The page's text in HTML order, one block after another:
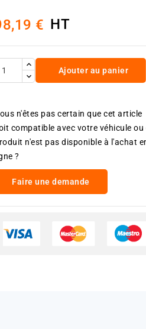
€ HT
Ajouter au panier
n'êtes pas certain que cet article
compatible avec votre véhicule ou
n'est pas disponible à l'achat
?
Faire une demande